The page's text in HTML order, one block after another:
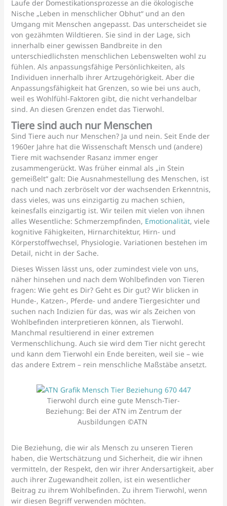
Laufe der Domestikationsprozesse an die ökologische
Nische „Leben in menschlicher Obhut“ und an den
Umgang mit Menschen angepasst. Das unterscheidet sie
von gezähmten Wildtieren. Sie sind in der Lage, sich
innerhalb einer gewissen Bandbreite in den
unterschiedlichsten menschlichen Lebenswelten wohl zu
fühlen. Als anpassungsfähige Persönlichkeiten, als
Individuen innerhalb ihrer Artzugehörigkeit. Aber die
Anpassungsfähigkeit hat Grenzen, so wie bei uns auch,
weil es Wohlfühl-Faktoren gibt, die nicht verhandelbar
sind. An diesen Grenzen endet das Tierwohl.
Tiere sind auch nur Menschen
Sind Tiere auch nur Menschen? Ja und nein. Seit Ende der
1960er Jahre hat die Wissenschaft Mensch und (andere)
Tiere mit wachsender Rasanz immer enger
zusammengerückt. Was früher einmal als „in Stein
gemeißelt“ galt: Die Ausnahmestellung des Menschen, ist
nach und nach zerbröselt vor der wachsenden Erkenntnis,
dass vieles, was uns einzigartig zu machen schien,
keinesfalls einzigartig ist. Wir teilen mit vielen von ihnen
alles Wesentliche: Schmerzempfinden, Emotionalität, viele
kognitive Fähigkeiten, Hirnarchitektur, Hirn- und
Körperstoffwechsel, Physiologie. Variationen bestehen im
Detail, nicht in der Sache.
Dieses Wissen lässt uns, oder zumindest viele von uns,
näher hinsehen und nach dem Wohlbefinden von Tieren
fragen: Wie geht es Dir? Geht es Dir gut? Wir blicken in
Hunde-, Katzen-, Pferde- und andere Tiergesichter und
suchen nach Indizien für das, was wir als Zeichen von
Wohlbefinden interpretieren können, als Tierwohl.
Manchmal resultierend in einer extremen
Vermenschlichung. Auch sie wird dem Tier nicht gerecht
und kann dem Tierwohl ein Ende bereiten, weil sie – wie
das andere Extrem – rein menschliche Maßstäbe ansetzt.
Tierwohl durch eine gute Mensch-Tier-
Beziehung: Bei der ATN im Zentrum der
Ausbildungen ©ATN
Die Beziehung, die wir als Mensch zu unseren Tieren
haben, die Wertschätzung und Sicherheit, die wir ihnen
vermitteln, der Respekt, den wir ihrer Andersartigkeit, aber
auch ihrer Zugewandheit zollen, ist ein wesentlicher
Beitrag zu ihrem Wohlbefinden. Zu ihrem Tierwohl, wenn
wir diesen Begriff verwenden möchten.